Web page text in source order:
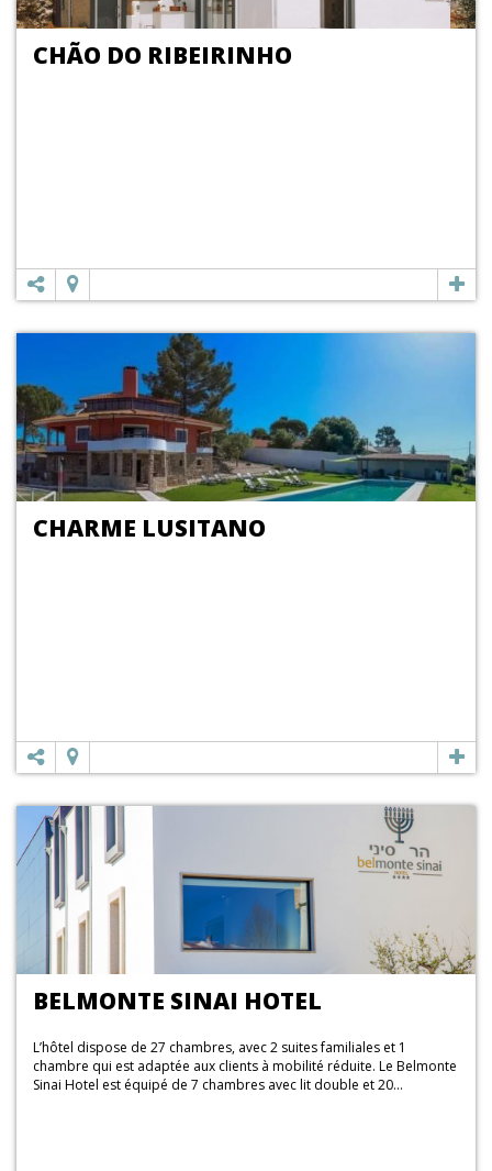
CHÃO DO RIBEIRINHO
CHARME LUSITANO
BELMONTE SINAI HOTEL
L’hôtel dispose de 27 chambres, avec 2 suites familiales et 1
chambre qui est adaptée aux clients à mobilité réduite. Le Belmonte
Sinai Hotel est équipé de 7 chambres avec lit double et 20...